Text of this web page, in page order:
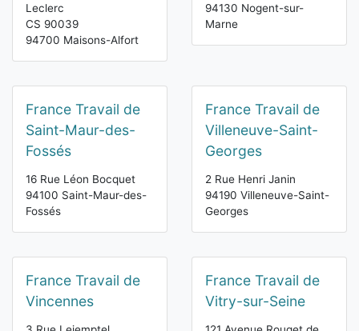
Leclerc
CS 90039
94700 Maisons-Alfort
94130 Nogent-sur-
Marne
France Travail de
Saint-Maur-des-
Fossés
16 Rue Léon Bocquet
94100 Saint-Maur-des-
Fossés
France Travail de
Villeneuve-Saint-
Georges
2 Rue Henri Janin
94190 Villeneuve-Saint-
Georges
France Travail de
Vincennes
France Travail de
Vitry-sur-Seine